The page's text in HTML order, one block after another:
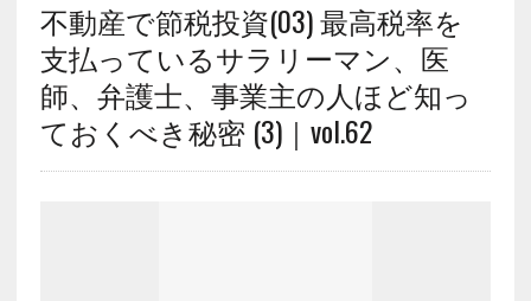
不動産で節税投資(03) 最高税率を
支払っているサラリーマン、医
師、弁護士、事業主の人ほど知っ
ておくべき秘密 (3)｜vol.62